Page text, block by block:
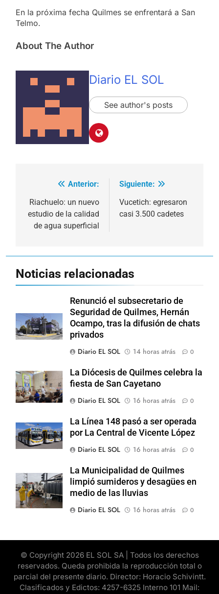
En la próxima fecha Quilmes se enfrentará a San
Telmo.
About The Author
Diario EL SOL
See author's posts
Navegación
de
entradas
Anterior:
Riachuelo: un nuevo
estudio de la calidad
de agua superficial
Siguiente:
Vucetich: egresaron
casi 3.500 cadetes
Noticias relacionadas
Renunció el subsecretario de
Seguridad de Quilmes, Hernán
Ocampo, tras la difusión de chats
privados
Diario EL SOL
14 horas atrás 0
La Diócesis de Quilmes celebra la
fiesta de San Cayetano
Diario EL SOL
16 horas atrás 0
La Línea 148 pasó a ser operada
por La Central de Vicente López
Diario EL SOL
16 horas atrás 0
La Municipalidad de Quilmes
limpió sumideros y desagües en
medio de las lluvias
Diario EL SOL
16 horas atrás 0
© Copyright 2026 EL SOL SA | Todos los derechos
reservados. Queda prohibida la reproducción total o
parcial del presente diario. Director: Horacio Schivintt.
Clasificados y Edictos: 4257-6325 Interno 101 Mail: